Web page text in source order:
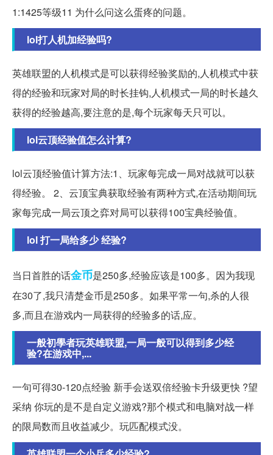
1:1425等级11 为什么问这么蛋疼的问题。
lol打人机加经验吗?
英雄联盟的人机模式是可以获得经验奖励的,人机模式中获
得的经验和玩家对局的时长挂钩,人机模式一局的时长越久
获得的经验越高,要注意的是,每个玩家每天只可以。
lol云顶经验值怎么计算?
lol云顶经验值计算方法:1、玩家每完成一局对战就可以获
得经验。 2、云顶宝典获取经验有两种方式,在活动期间玩
家每完成一局云顶之弈对局可以获得100宝典经验值。
lol 打一局给多少 经验?
当日首胜的话金币是250多,经验应该是100多。因为我现
在30了,我只清楚金币是250多。如果平常一句,杀的人很
多,而且在游戏内一局获得的经验多的话,应。
一般初學者玩英雄联盟,一局一般可以得到多少经
验?在游戏中,...
一句可得30-120点经验 新手会送双倍经验卡升级更快 ?望
采纳 你玩的是不是自定义游戏?那个模式和电脑对战一样
的限局数而且收益减少。玩匹配模式没。